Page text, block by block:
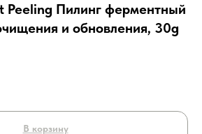
Peeling Пилинг ферментный
и обновления, 30g
В корзину